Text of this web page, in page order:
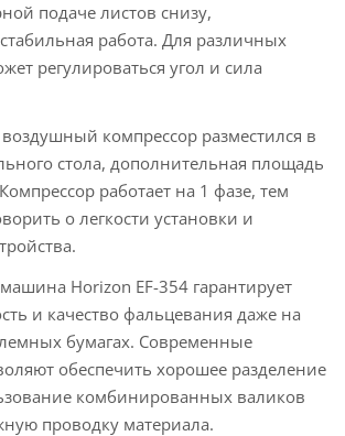
подаче листов снизу,
работа. Для различных
регулироваться угол и сила
компрессор разместился в
стола, дополнительная площадь
работает на 1 фазе, тем
о легкости установки и
Horizon EF-354 гарантирует
и качество фальцевания даже на
бумагах. Современные
обеспечить хорошее разделение
комбинированных валиков
проводку материала.